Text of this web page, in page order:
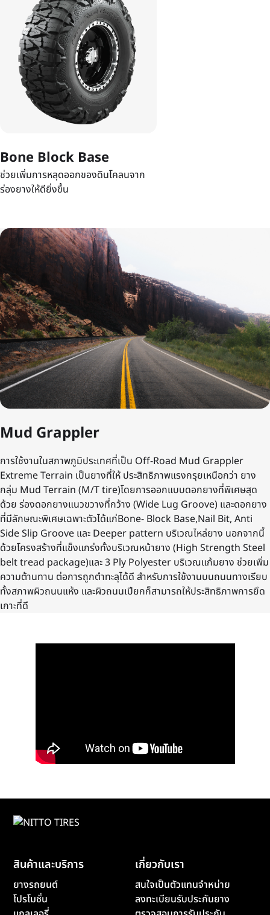
Bone Block Base
ช่วยเพิ่มการหลุดออกของดินโคลนจาก
ร่องยางให้ดียิ่งขึ้น
Mud Grappler
การใช้งานในสภาพภูมิประเทศที่เป็น Off-Road Mud Grappler
Extreme Terrain เป็นยางที่ให้ ประสิทธิภาพแรงกรุยเหนือกว่า ยาง
กลุ่ม Mud Terrain (M/T tire)โดยการออกแบบดอกยางที่พิเศษสุด
ด้วย ร่องดอกยางแนวขวางที่กว้าง (Wide Lug Groove) และดอกยาง
ที่มีลักษณะพิเศษเฉพาะตัวได้แก่Bone- Block Base,Nail Bit, Anti
Side Slip Groove และ Deeper pattern บริเวณไหล่ยาง นอกจากนี้
ด้วยโครงสร้างที่แข็งแกร่งทั้งบริเวณหน้ายาง (High Strength Steel
belt tread package)และ 3 Ply Polyester บริเวณแก้มยาง ช่วยเพิ่ม
ความต้านทาน ต่อการถูกตำทะลุได้ดี สำหรับการใช้งานบนถนนทางเรียบ
ทั้งสภาพผิวถนนแห้ง และผิวถนนเปียกก็สามารถให้ประสิทธิภาพการยึด
เกาะที่ดี
สินค้าและบริการ
ยางรถยนต์
โปรโมชั่น
เกี่ยวกับเรา
สนใจเป็นตัวแทนจำหน่าย
ลงทะเบียนรับประกันยาง